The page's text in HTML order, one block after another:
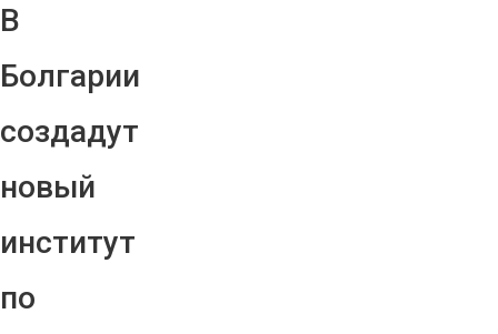
В
Болгарии
создадут
новый
институт
по